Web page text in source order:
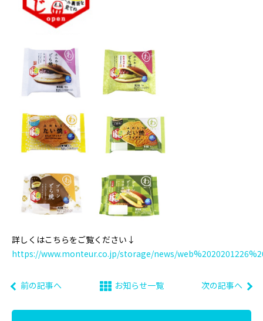
詳しくはこちらをご覧ください↓
https://www.monteur.co.jp/storage/news/
前の記事へ お知らせ一覧 次の記事へ